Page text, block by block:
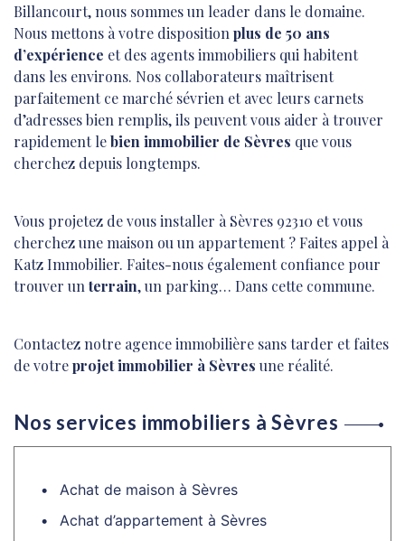
Billancourt, nous sommes un leader dans le domaine.
Nous mettons à votre disposition plus de 50 ans
d’expérience et des agents immobiliers qui habitent
dans les environs. Nos collaborateurs maîtrisent
parfaitement ce marché sévrien et avec leurs carnets
d’adresses bien remplis, ils peuvent vous aider à trouver
rapidement lebien immobilier de Sèvres que vous
cherchez depuis longtemps.
Vous projetez de vous installer à Sèvres 92310 et vous
cherchez une maison ou un appartement ? Faites appel à
Katz Immobilier. Faites-nous également confiance pour
trouver unterrain, un parking… Dans cette commune.
Contactez notre agence immobilière sans tarder et faites
de votreprojet immobilier à Sèvres une réalité.
Nos services immobiliers à Sèvres
Achat de maison à Sèvres
Achat d’appartement à Sèvres